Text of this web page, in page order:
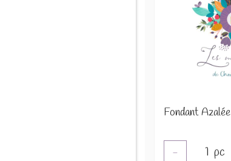
Fondant Azalée
- 1 pc